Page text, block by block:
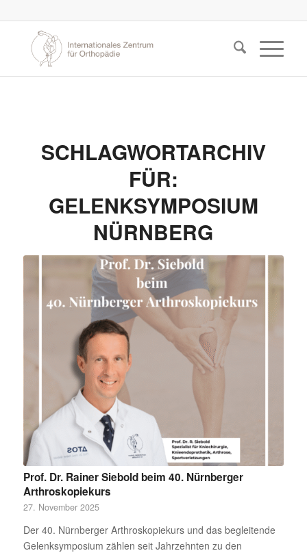
SCHLAGWORTARCHIV
FÜR:
GELENKSYMPOSIUM
NÜRNBERG
Prof. Dr. Rainer Siebold beim 40. Nürnberger
Arthroskopiekurs
27. November 2025
Der 40. Nürnberger Arthroskopiekurs und das begleitende
Gelenksymposium zählen seit Jahrzehnten zu den